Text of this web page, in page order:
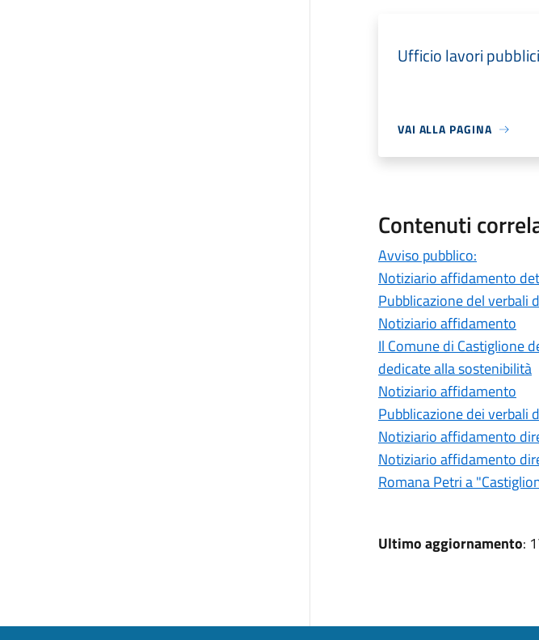
Ufficio lavori pubblici
VAI ALLA PAGINA
Contenuti
Avviso pubblico:
Notiziario affidamento
Pubblicazione del verbali
Notiziario affidamento
Il Comune di Castiglione
dedicate alla sostenibilità
Notiziario affidamento
Pubblicazione dei verbali
Notiziario affidamento
Notiziario affidamento
Romana Petri a
Ultimo aggiornamento: